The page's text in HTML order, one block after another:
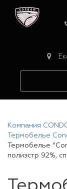
Компания
Термобелье
Термобелье
полиэстр 92%,